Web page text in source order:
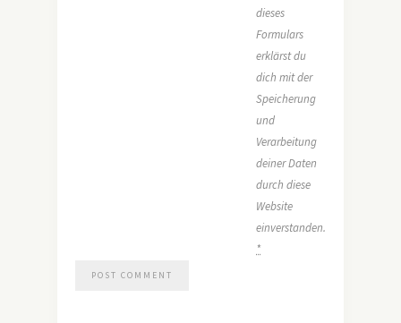
dieses
Formulars
erklärst du
dich mit der
Speicherung
und
Verarbeitung
deiner Daten
durch diese
Website
einverstanden.
*